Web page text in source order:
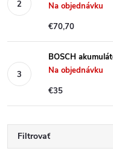
Na objednávku
€70,70
BOSCH
Na objednávku
€35
Filtrovať